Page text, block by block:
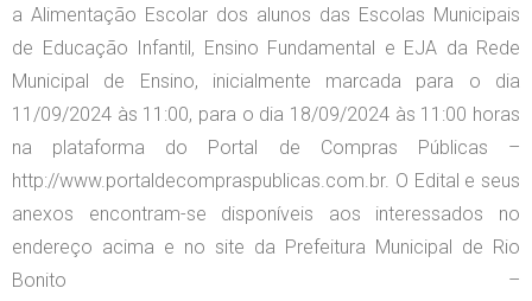
a Alimentação Escolar dos alunos das Escolas Municipais
de Educação Infantil, Ensino Fundamental e EJA da Rede
Municipal de Ensino, inicialmente marcada para o dia
11/09/2024 às 11:00, para o dia 18/09/2024 às 11:00 horas
na plataforma do Portal de Compras Públicas –
http://www.portaldecompraspublicas.com.br. O Edital e seus
anexos encontram-se disponíveis aos interessados no
endereço acima e no site da Prefeitura Municipal de Rio
Bonito –